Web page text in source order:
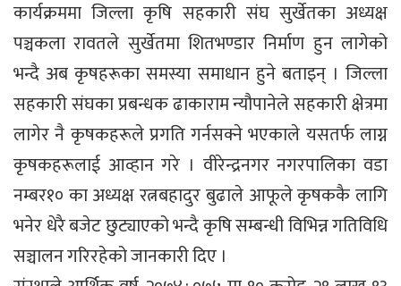
कार्यक्रममा जिल्ला कृषि सहकारी संघ सुर्खेतका अध्यक्ष
पञ्चकला रावतले सुर्खेतमा शितभण्डार निर्माण हुन लागेको
भन्दै अब कृषहरूका समस्या समाधान हुने बताइन् । जिल्ला
सहकारी संघका प्रबन्धक ढाकाराम न्यौपानेले सहकारी क्षेत्रमा
लागेर नै कृषकहरूले प्रगति गर्नसक्ने भएकाले यसतर्फ लाग्न
कृषकहरूलाई आव्हान गरे । वीरेन्द्रनगर नगरपालिका वडा
नम्बर१० का अध्यक्ष रत्नबहादुर बुढाले आफूले कृषककै लागि
भनेर धेरै बजेट छुट्याएको भन्दै कृषि सम्बन्धी विभिन्न गतिविधि
सञ्चालन गरिरहेको जानकारी दिए ।